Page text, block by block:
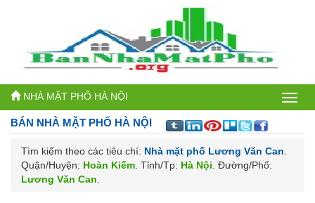
Bán
mặt
NHÀ MẶT PHỐ HÀ NỘI
BÁN NHÀ MẶT PHỐ HÀ NỘI
Tìm kiếm theo các tiêu chí: Nhà mặt phố Lương Văn Can
Quận/Huyện: Hoàn Kiếm . Tỉnh/Tp: Hà Nội . Đường/Phố:
Lương Văn Can